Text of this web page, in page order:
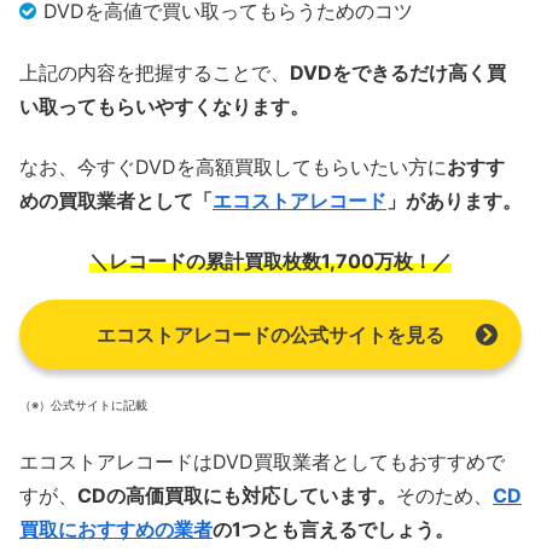
DVDを高値で買い取ってもらうためのコツ
上記の内容を把握することで、 DVDをできるだけ高く買
い取ってもらいやすくなります。
なお、今すぐDVDを高額買取してもらいたい方におすす
めの買取業者として「エコストアレコード 」があります。
＼レコードの累計買取枚数1,700万枚！／
エコストアレコードの公式サイトを見る
（※）公式サイトに記載
エコストアレコードはDVD買取業者としてもおすすめで
すが、 CDの高価買取にも対応しています。 そのため、 CD
買取におすすめの業者の1つとも言えるでしょう。